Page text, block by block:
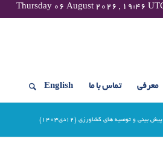
معرفی تماس با ما English
پیش بینی و توصیه های کشاورزی (12دی۱۴۰۳)